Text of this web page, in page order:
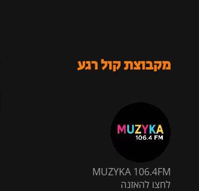
מקבוצת קול רגע
MUZYKA 106.4FM
לחצו להאזנה